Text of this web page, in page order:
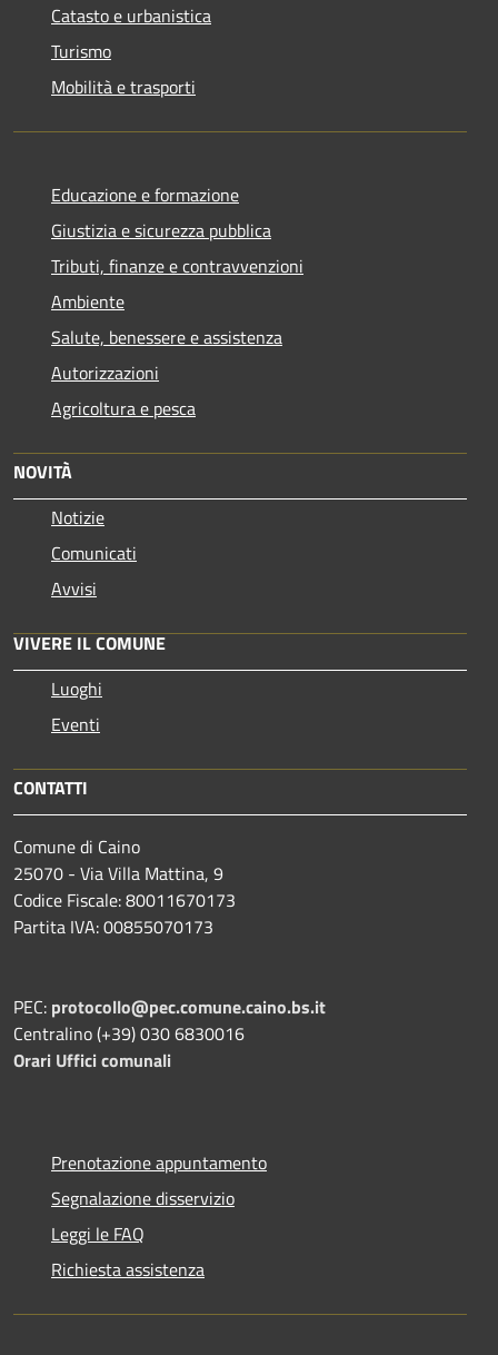
Catasto e urbanistica
Turismo
Mobilità e trasporti
Educazione e formazione
Giustizia e sicurezza pubblica
Tributi, finanze e contravvenzioni
Ambiente
Salute, benessere e assistenza
Autorizzazioni
Agricoltura e pesca
NOVITÀ
Notizie
Comunicati
Avvisi
VIVERE IL COMUNE
Luoghi
Eventi
CONTATTI
Comune di Caino
25070 - Via Villa Mattina, 9
Codice Fiscale: 80011670173
Partita IVA: 00855070173
PEC: protocollo@pec.comune.caino.bs.it
Centralino (+39) 030 6830016
Orari Uffici comunali
Prenotazione appuntamento
Segnalazione disservizio
Leggi le FAQ
Richiesta assistenza